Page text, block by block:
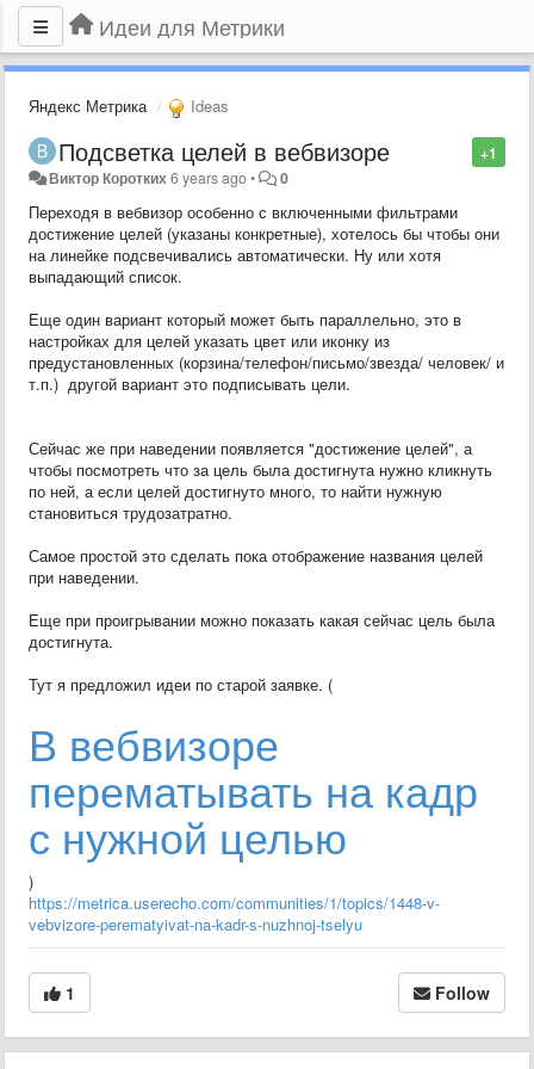
Идеи для Метрики
Яндекс Метрика Ideas
+1
Подсветка целей в вебвизоре
Виктор Коротких 6 years ago• 0
Переходя в вебвизор особенно с включенными фильтрами
достижение целей (указаны конкретные), хотелось бы чтобы они
на линейке подсвечивались автоматически. Ну или хотя
выпадающий список.
Еще один вариант который может быть параллельно, это в
настройках для целей указать цвет или иконку из
предустановленных (корзина/телефон/письмо/звезда/ человек/ и
т.п.) другой вариант это подписывать цели.
Сейчас же при наведении появляется "достижение целей", а
чтобы посмотреть что за цель была достигнута нужно кликнуть
по ней, а если целей достигнуто много, то найти нужную
становиться трудозатратно.
Самое простой это сделать пока отображение названия целей
при наведении.
Еще при проигрывании можно показать какая сейчас цель была
достигнута.
Тут я предложил идеи по старой заявке. (
В вебвизоре
перематывать на кадр
с нужной целью
)
https://metrica.userecho.com/communities/1/topics/1448-v-
vebvizore-perematyivat-na-kadr-s-nuzhnoj-tselyu
1 Follow